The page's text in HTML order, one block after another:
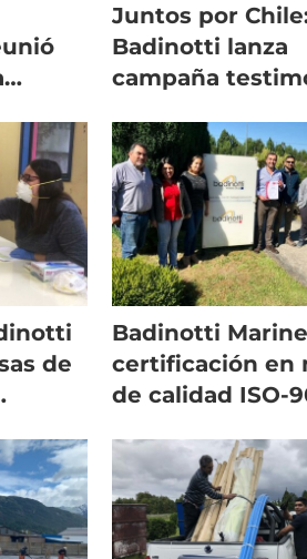
Juntos por
Badinotti lanza
campaña
de
Badinotti
certificación en
de calidad ISO-